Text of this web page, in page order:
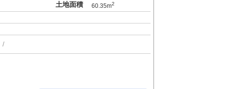
土地面積 60.35m2